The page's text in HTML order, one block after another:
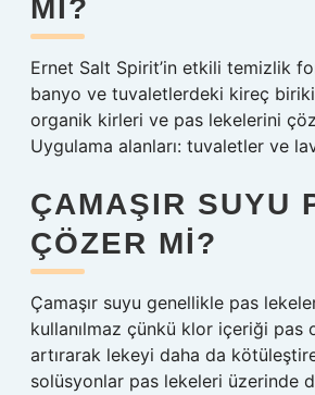
MI?
Ernet Salt Spirit’in etkili temizlik
banyo ve tuvaletlerdeki kireç
organik kirleri ve pas lekelerini
Uygulama alanları: tuvaletler ve
ÇAMAŞIR SUYU
ÇÖZER MI?
Çamaşır suyu genellikle pas
kullanılmaz çünkü klor içeriği pas
artırarak lekeyi daha da
solüsyonlar pas lekeleri üzerinde